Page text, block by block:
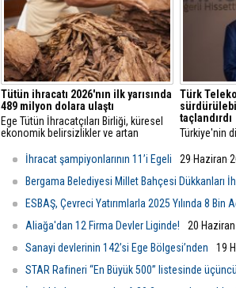
Tütün ihracatı 2026'nın ilk yarısında
489 milyon dolara ulaştı
Ege Tütün İhracatçıları Birliği, küresel
ekonomik belirsizlikler ve artan
ayında ihracatını yüzde 4 artırarak 489
milyon dolara çıkardı ve istikrarlı
büyümesini sürdürdü.
Türk
taçlandırdı
Türkiye'nin
ediyor.
İhracat şampiyonlarının 11’i Egeli
29 Haziran
Bergama Belediyesi Millet Bahçesi Dükkanları
ESBAŞ, Çevreci Yatırımlarla 2025 Yılında 8 Bin
Aliağa'dan 12 Firma Devler Liginde!
20
Sanayi devlerinin 142’si Ege Bölgesi’nden
19
STAR Rafineri “En Büyük 500” listesinde